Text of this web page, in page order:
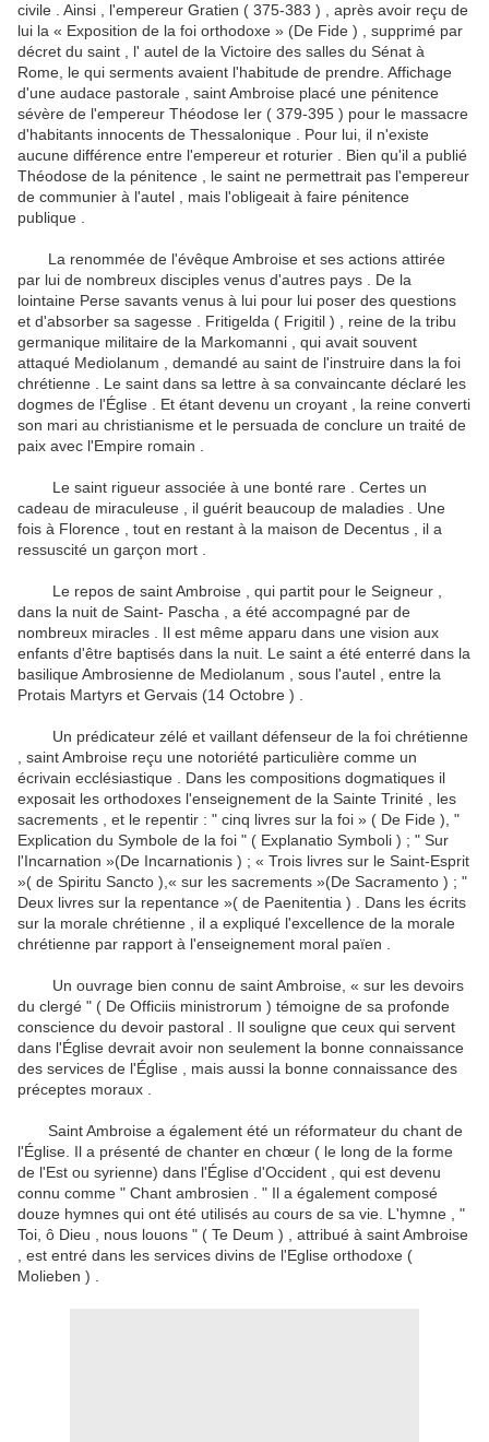
civile .
Ainsi , l'empereur Gratien ( 375-383 ) , après avoir reçu de
lui la « Exposition de la foi orthodoxe » (De Fide ) , supprimé par
décret du saint , l' autel de la Victoire des salles du Sénat à
Rome, le qui serments avaient l'habitude de prendre. Affichage
d'une audace pastorale , saint Ambroise placé une pénitence
sévère de l'empereur Théodose Ier ( 379-395 ) pour le massacre
d'habitants innocents de Thessalonique .
Pour lui, il n'existe
aucune différence entre l'empereur et roturier .
Bien qu'il a publié
Théodose de la pénitence , le saint ne permettrait pas l'empereur
de communier à l'autel , mais l'obligeait à faire pénitence
publique .
La renommée de l'évêque Ambroise et ses actions attirée
par lui de nombreux disciples venus d'autres pays .
De la
lointaine Perse savants venus à lui pour lui poser des questions
et d'absorber sa sagesse .
Fritigelda ( Frigitil ) , reine de la tribu
germanique militaire de la Markomanni , qui avait souvent
attaqué Mediolanum , demandé au saint de l'instruire dans la foi
chrétienne .
Le saint dans sa lettre à sa convaincante déclaré les
dogmes de l'Église .
Et étant devenu un croyant , la reine converti
son mari au christianisme et le persuada de conclure un traité de
paix avec l'Empire romain .
Le saint rigueur associée à une bonté rare .
Certes un
cadeau de miraculeuse , il guérit beaucoup de maladies .
Une
fois à Florence , tout en restant à la maison de Decentus , il a
ressuscité un garçon mort .
Le repos de saint Ambroise , qui partit pour le Seigneur ,
dans la nuit de Saint- Pascha , a été accompagné par de
nombreux miracles .
Il est même apparu dans une vision aux
enfants d'être baptisés dans la nuit. Le saint a été enterré dans la
basilique Ambrosienne de Mediolanum , sous l'autel , entre la
Protais Martyrs et Gervais (14 Octobre ) .
Un prédicateur zélé et vaillant défenseur de la foi chrétienne
, saint Ambroise reçu une notoriété particulière comme un
écrivain ecclésiastique .
Dans les compositions dogmatiques il
exposait les orthodoxes l'enseignement de la Sainte Trinité , les
sacrements , et le repentir : " cinq livres sur la foi » ( De Fide ), "
Explication du Symbole de la foi " ( Explanatio Symboli ) ; " Sur
l'Incarnation »(De Incarnationis ) ; « Trois livres sur le Saint-Esprit
»( de Spiritu Sancto ),« sur les sacrements »(De Sacramento ) ; "
Deux livres sur la repentance »( de Paenitentia ) .
Dans les écrits
sur la morale chrétienne , il a expliqué l'excellence de la morale
chrétienne par rapport à l'enseignement moral païen .
Un ouvrage bien connu de saint Ambroise, « sur les devoirs
du clergé " ( De Officiis ministrorum ) témoigne de sa profonde
conscience du devoir pastoral .
Il souligne que ceux qui servent
dans l'Église devrait avoir non seulement la bonne connaissance
des services de l'Église , mais aussi la bonne connaissance des
préceptes moraux .
Saint Ambroise a également été un réformateur du chant de
l'Église. Il a présenté de chanter en chœur ( le long de la forme
de l'Est ou syrienne) dans l'Église d'Occident , qui est devenu
connu comme " Chant ambrosien . " Il a également composé
douze hymnes qui ont été utilisés au cours de sa vie. L'hymne , "
Toi, ô Dieu , nous louons " ( Te Deum ) , attribué à saint Ambroise
, est entré dans les services divins de l'Eglise orthodoxe (
Molieben ) .